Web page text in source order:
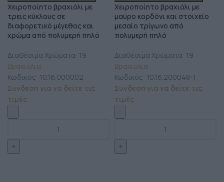
Χειροποίητο βραχιόλι με
τρεις κύκλους σε
διαφορετικό μέγεθος και
χρώμα από πολυμερή πηλό
Διαθέσιμα Χρώματα: 19
Βραχιόλια
Κωδικός: 10.16.000002
Σύνδεση για να δείτε τις
τιμές
Χειροποίητο βραχιόλι με
μαύρο κορδόνι και στοιχείο
μεσαίο τρίγωνο από
πολυμερή πηλό
Διαθέσιμα Χρώματα: 19
Βραχιόλια
Κωδικός: 10.16.200048-1
Σύνδεση για να δείτε τις
τιμές